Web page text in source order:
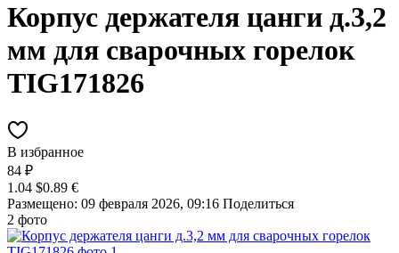
Корпус держателя цанги д.3,2
мм для сварочных горелок
TIG171826
В избранное
84 ₽
1.04 $0.89 €
Размещено: 09 февраля 2026, 09:16 Поделиться
2 фото